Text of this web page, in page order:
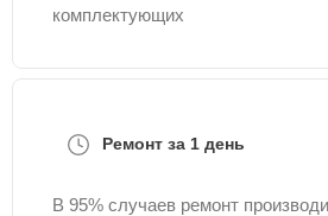
комплектующих
Ремонт за 1 день
В 95% случаев ремонт